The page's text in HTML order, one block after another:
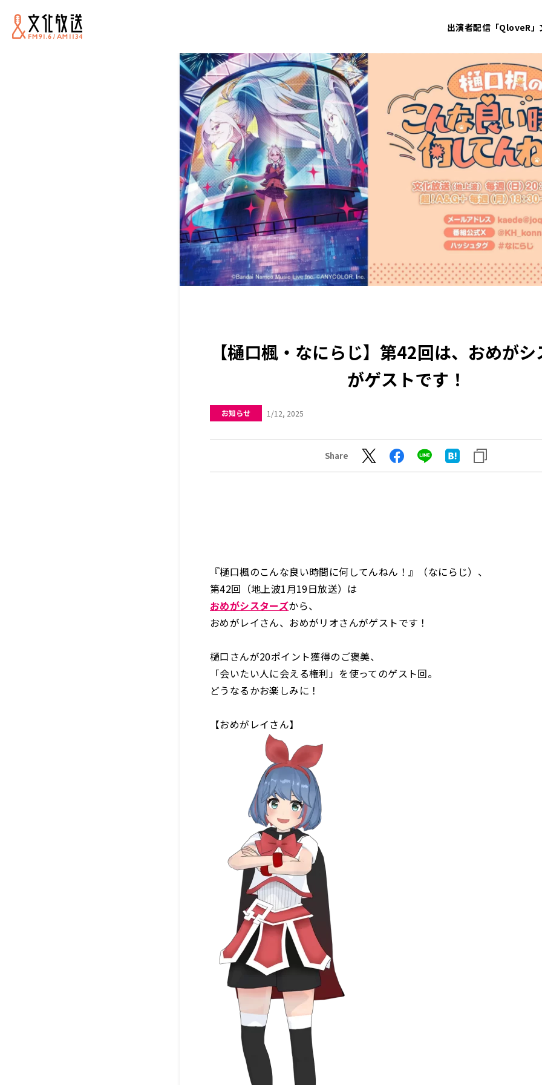
出演者配信「QloveR」
【樋口楓・なにらじ】第42回は、おめが
がゲストです！
お知らせ 1/12, 2025
Share
『樋口楓のこんな良い時間に何してんねん！』（なにらじ）、
第42回（地上波1月19日放送）は
おめがシスターズから、
おめがレイさん、おめがリオさんがゲストです！
樋口さんが20ポイント獲得のご褒美、
「会いたい人に会える権利」を使ってのゲスト回。
どうなるかお楽しみに！
【おめがレイさん】